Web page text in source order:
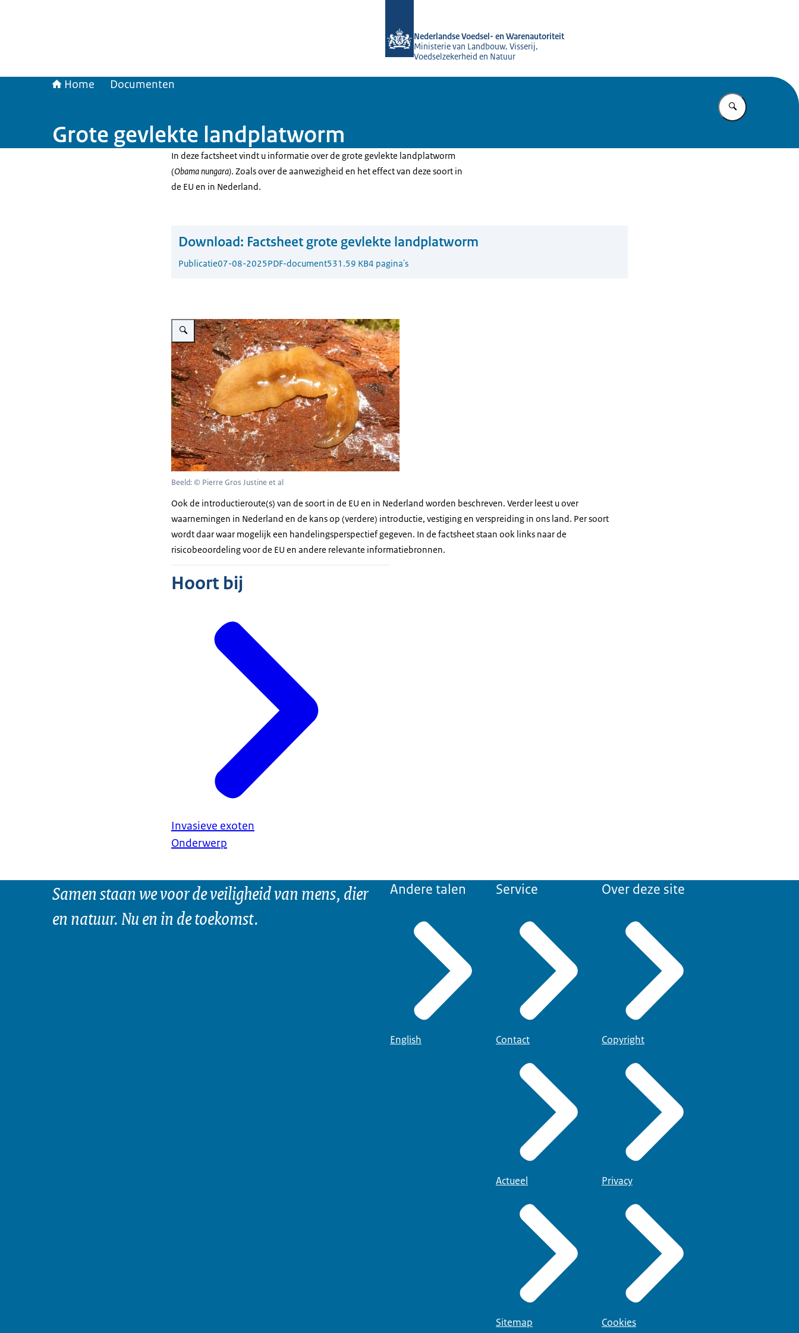
Nederlandse Voedsel- en Warenautoriteit
Ministerie van Landbouw, Visserij,
Voedselzekerheid en Natuur
Home Documenten
Vul in wat u
Grote gevlekte landplatworm
In deze factsheet vindt u informatie over de grote gevlekte landplatworm
(Obama nungara). Zoals over de aanwezigheid en het effect van deze soort in
de EU en in Nederland.
Download: Factsheet grote gevlekte landplatworm
Publicatie07-08-2025PDF-document531.59 KB4 pagina's
Vergroot afbeelding Grote gevlekte landplatworm
Beeld: © Pierre Gros Justine et al
Ook de introductieroute(s) van de soort in de EU en in Nederland worden beschreven. Verder leest u over
waarnemingen in Nederland en de kans op (verdere) introductie, vestiging en verspreiding in ons land. Per soort
wordt daar waar mogelijk een handelingsperspectief gegeven. In de factsheet staan ook links naar de
risicobeoordeling voor de EU en andere relevante informatiebronnen.
Hoort bij
Invasieve exoten
Onderwerp
Samen staan we voor de veiligheid van mens, dier
en natuur. Nu en in de toekomst.
Andere talen
English
Service
Contact
Actueel
Sitemap
Over deze site
Copyright
Privacy
Cookies